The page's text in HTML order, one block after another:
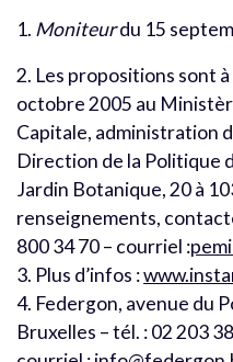
1. Moniteurdu 15
2. Les propositions sont
octobre 2005 au
Capitale, administration
Direction de la Politique
Jardin Botanique, 20 à
renseignements,
800 34 70 – courriel :
3. Plus d’infos :
4. Federgon, avenue du
Bruxelles – tél. : 02 203